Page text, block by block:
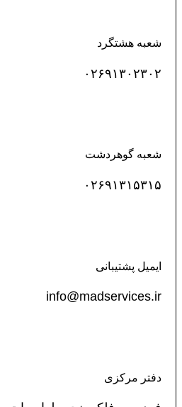
شعبه هشتگرد
۰۲۶۹۱۳۰۲۳۰۲
شعبه گوهردشت
۰۲۶۹۱۳۱۵۳۱۵
ایمیل پشتیبانی
info@madservices.ir
دفتر مرکزی